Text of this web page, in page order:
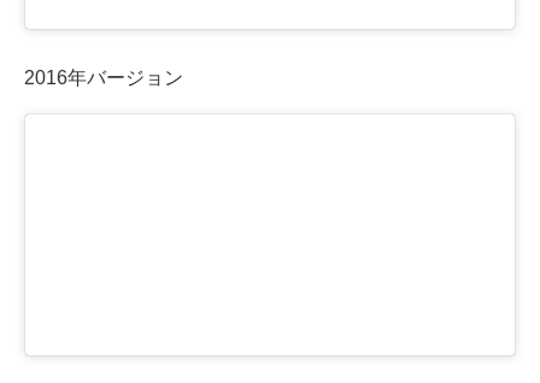
2016年バージョン